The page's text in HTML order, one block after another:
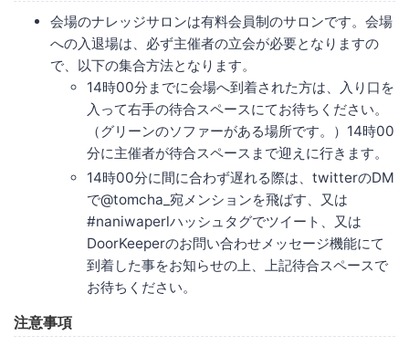
会場のナレッジサロンは有料会員制のサロンです。会場
への入退場は、必ず主催者の立会が必要となりますの
で、以下の集合方法となります。
14時00分までに会場へ到着された方は、入り口を
入って右手の待合スペースにてお待ちください。
（グリーンのソファーがある場所です。）14時00
分に主催者が待合スペースまで迎えに行きます。
14時00分に間に合わず遅れる際は、twitterのDM
で@tomcha_宛メンションを飛ばす、又は
#naniwaperlハッシュタグでツイート、又は
DoorKeeperのお問い合わせメッセージ機能にて
到着した事をお知らせの上、上記待合スペースで
お待ちください。
注意事項